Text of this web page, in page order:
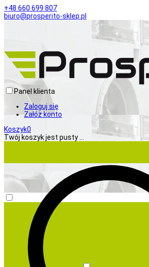
+48 660 699 807
biuro@prosperito-sklep.pl
Panel klienta
Zaloguj się
Załóż konto
Koszyk0
Twój koszyk jest pusty ...